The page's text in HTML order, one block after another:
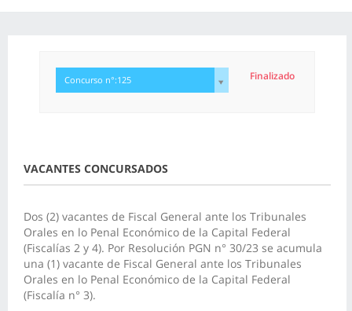
Concurso n°:125 Finalizado
VACANTES CONCURSADOS
Dos (2) vacantes de Fiscal General ante los Tribunales
Orales en lo Penal Económico de la Capital Federal
(Fiscalías 2 y 4). Por Resolución PGN n° 30/23 se acumula
una (1) vacante de Fiscal General ante los Tribunales
Orales en lo Penal Económico de la Capital Federal
(Fiscalía n° 3).